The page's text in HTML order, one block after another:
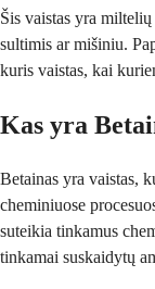
Šis vaistas yra
sultimis ar mišiniu.
kuris vaistas, kai
Kas yra
Betainas yra vaistas,
cheminiuose
suteikia tinkamus
tinkamai suskaidytų